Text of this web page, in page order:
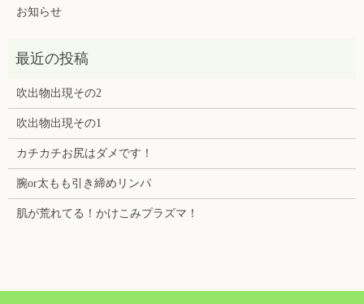
お知らせ
吹出物出現その2
吹出物出現その1
カチカチお尻はダメです！
腕or太もも引き締めリンパ
肌が荒れてる！かけこみプラズマ！